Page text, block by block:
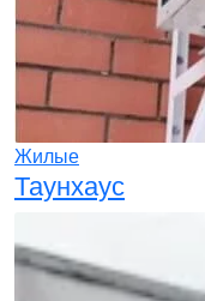
Жилые
Таунхаус